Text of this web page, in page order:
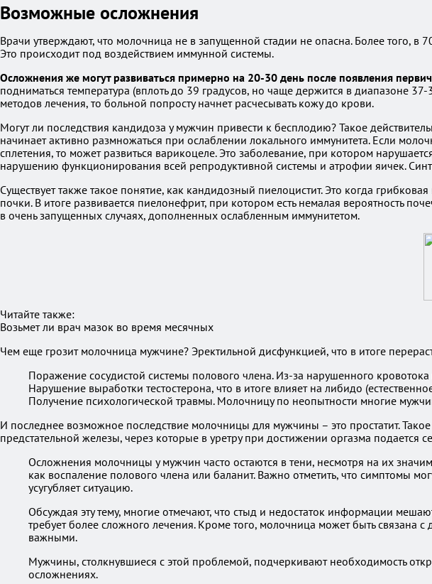
Возможные осложнения
Врачи утверждают, что молочница не в запущенной стадии не опасна. Более того,
Это происходит под воздействием иммунной системы.
Осложнения же могут развиваться примерно на 20-30 день после появления
подниматься температура (вплоть до 39 градусов, но чаще держится в диапазоне
методов лечения, то больной попросту начнет расчесывать кожу до крови.
Могут ли последствия кандидоза у мужчин привести к бесплодию? Такое
начинает активно размножаться при ослаблении локального иммунитета. Если
сплетения, то может развиться варикоцеле. Это заболевание, при котором
нарушению функционирования всей репродуктивной системы и атрофии яичек.
Существует также такое понятие, как кандидозный пиелоцистит. Это когда
почки. В итоге развивается пиелонефрит, при котором есть немалая вероятность
в очень запущенных случаях, дополненных ослабленным иммунитетом.
Читайте также:
Возьмет ли врач мазок во время месячных
Чем еще грозит молочница мужчине? Эректильной дисфункцией, что в итоге
Поражение сосудистой системы полового члена. Из-за нарушенного
Нарушение выработки тестостерона, что в итоге влияет на либидо
Получение психологической травмы. Молочницу по неопытности многие
И последнее возможное последствие молочницы для мужчины – это простатит.
предстательной железы, через которые в уретру при достижении оргазма подается
Осложнения молочницы у мужчин часто остаются в тени, несмотря на их
как воспаление полового члена или баланит. Важно отметить, что симптомы
усугубляет ситуацию.
Обсуждая эту тему, многие отмечают, что стыд и недостаток информации
требует более сложного лечения. Кроме того, молочница может быть связана
важными.
Мужчины, столкнувшиеся с этой проблемой, подчеркивают необходимость
осложнениях.